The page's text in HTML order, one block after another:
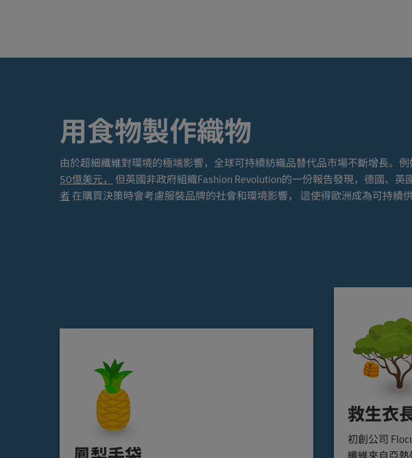
用食物製作織物
由於超細纖維對環境的極端影響，全球可持續紡織品替代品市場不斷增長。
50億美元，
但英國非政府組織Fashion Revolution的一份報告發現，德國、英
者 在購買決策時會考慮服裝品牌的社會和環境影響， 這使得歐洲成為可持續
救生衣
初創公司